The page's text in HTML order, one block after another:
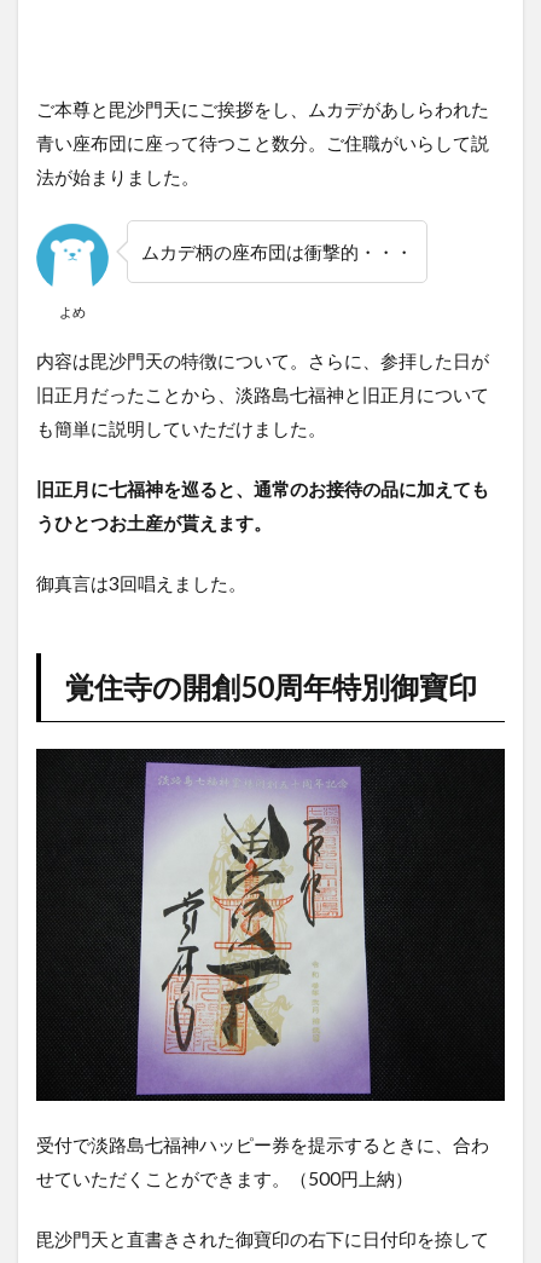
ご本尊と毘沙門天にご挨拶をし、ムカデがあしらわれた
青い座布団に座って待つこと数分。ご住職がいらして説
法が始まりました。
よめ
ムカデ柄の座布団は衝撃的・・・
内容は毘沙門天の特徴について。さらに、参拝した日が
旧正月だったことから、淡路島七福神と旧正月について
も簡単に説明していただけました。
旧正月に七福神を巡ると、通常のお接待の品に加えても
うひとつお土産が貰えます。
御真言は3回唱えました。
覚住寺の開創50周年特別御寶印
受付で淡路島七福神ハッピー券を提示するときに、合わ
せていただくことができます。（500円上納）
毘沙門天と直書きされた御寶印の右下に日付印を捺して